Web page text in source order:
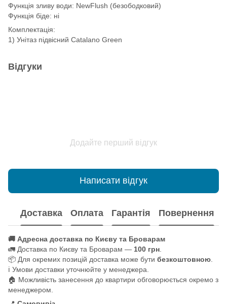
Функція зливу води: NewFlush (безободковий)
Функція біде: ні
Комплектація:
1) Унітаз підвісний Catalano Green
Відгуки
Додайте перший відгук
Написати відгук
Доставка Оплата Гарантія Повернення
🚚 Адресна доставка по Києву та Броварам
🚛 Доставка по Києву та Броварам — 100 грн
📦 Для окремих позицій доставка може бути безкоштовною
ℹ️ Умови доставки уточнюйте у менеджера.
🏠 Можливість занесення до квартири обговорюється окремо з
менеджером.